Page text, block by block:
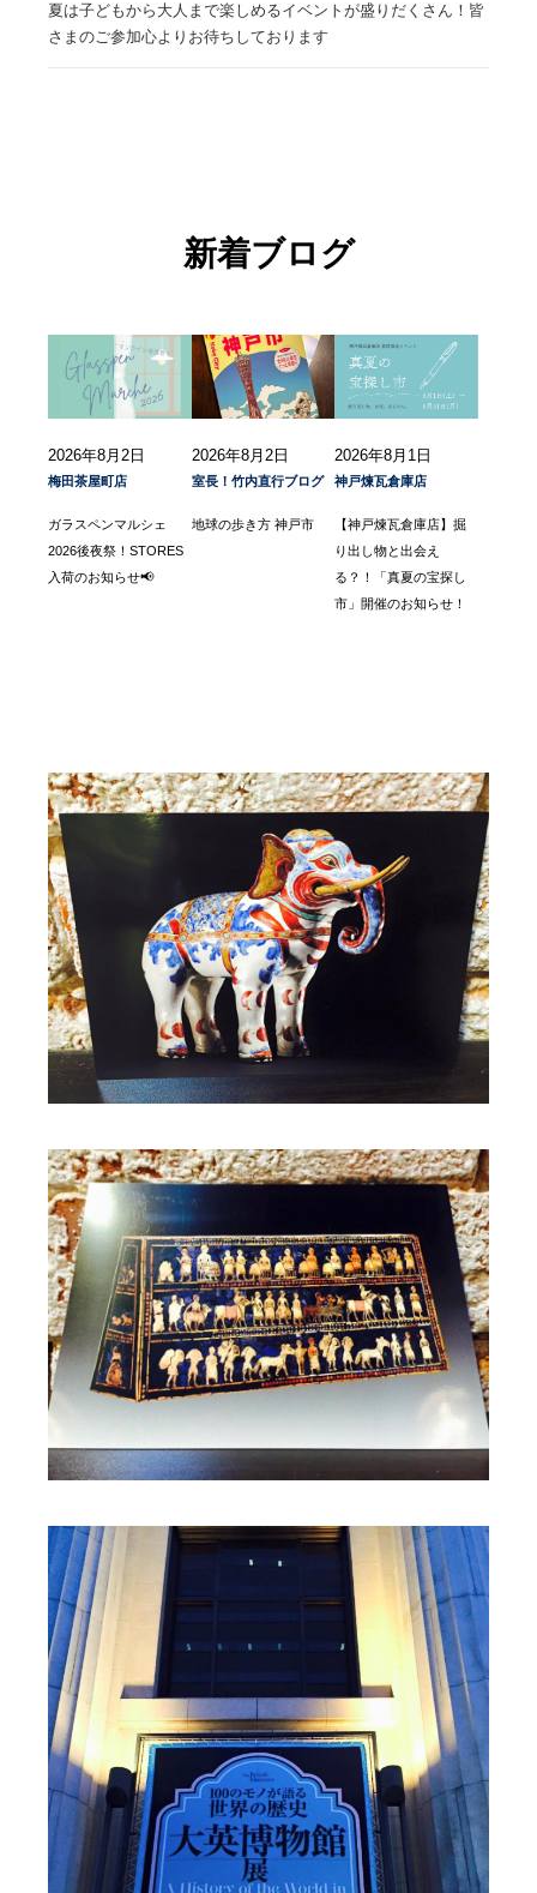
夏は子どもから大人まで楽しめるイベントが盛りだくさん！皆
さまのご参加心よりお待ちしております
新着ブログ
2026年8月2日
梅田茶屋町店
ガラスペンマルシェ
2026後夜祭！STORES
入荷のお知らせ📢
2026年8月2日
室長！竹内直行ブログ
地球の歩き方 神戸市
2026年8月1日
神戸煉瓦倉庫店
【神戸煉瓦倉庫店】掘
り出し物と出会え
る？！「真夏の宝探し
市」開催のお知らせ！